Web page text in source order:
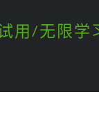
用/无限学